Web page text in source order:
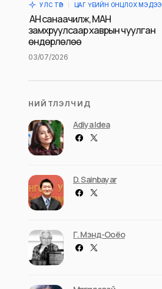
УЛС ТӨР ЦАГ ҮЕИЙН ОНЦЛОХ МЭДЭЭ
АН санаачилж, МАН
замхруулсаар хаврын чуулган
өндөрлөлөө
03/07/2026
НИЙТЛЭЛЧИД
Adiya Idea
D. Sainbayar
Г. Мэнд-Ооёо